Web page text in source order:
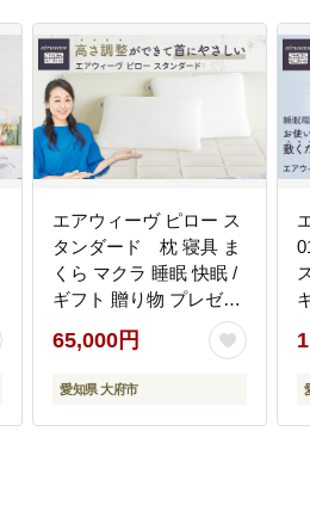
エアウィーヴ ピロー ス
タンダード 枕 寝具 ま
くら マクラ 睡眠 快眠 /
ギフト 贈り物 プレゼン
ト 祝い 内祝い 誕生日
記念日 お土産 父 母 敬
老 お中元 お歳暮
65,000円
愛知県 大府市